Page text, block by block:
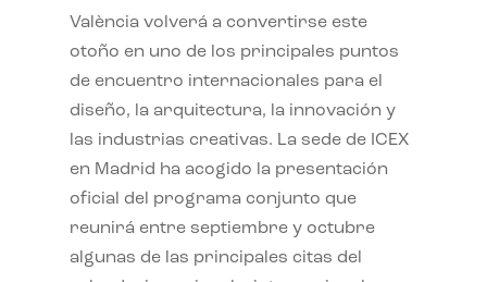
València volverá a convertirse este
otoño en uno de los principales puntos
de encuentro internacionales para el
diseño, la arquitectura, la innovación y
las industrias creativas. La sede de ICEX
en Madrid ha acogido la presentación
oficial del programa conjunto que
reunirá entre septiembre y octubre
algunas de las principales citas del